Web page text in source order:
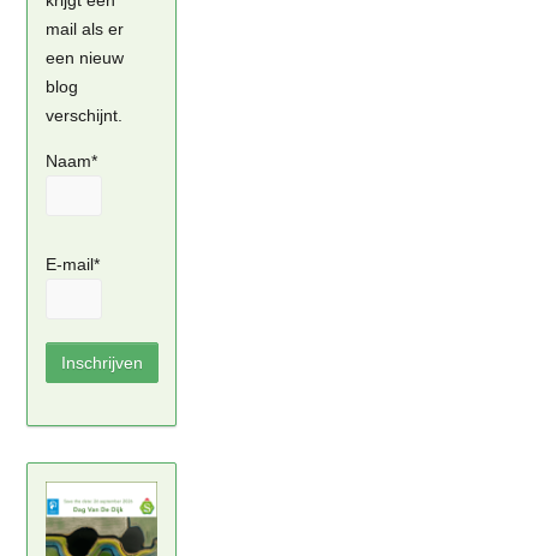
mail als er
een nieuw
blog
verschijnt.
Naam*
E-mail*